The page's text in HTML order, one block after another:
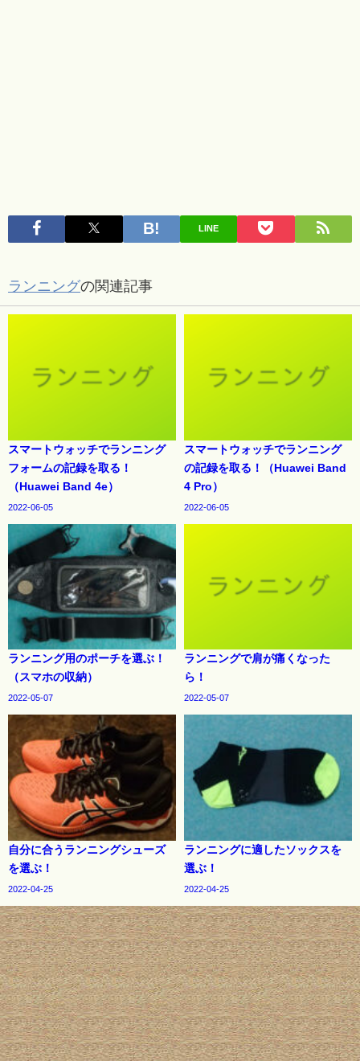
LINE
ランニングの関連記事
スマートウォッチでランニング
フォームの記録を取る！
（Huawei Band 4e）
2022-06-05
スマートウォッチでランニング
の記録を取る！（Huawei Band
4 Pro）
2022-06-05
ランニング用のポーチを選ぶ！
（スマホの収納）
2022-05-07
ランニングで肩が痛くなった
ら！
2022-05-07
自分に合うランニングシューズ
を選ぶ！
2022-04-25
ランニングに適したソックスを
選ぶ！
2022-04-25